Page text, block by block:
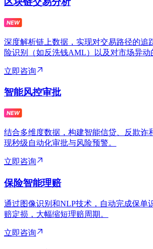
深度解析链上数据，实现对交易路径的追
险识别（如反洗钱AML）以及对市场异动
立即咨询
智能风控审批
结合多维度数据，构建智能信贷、反欺诈
现秒级自动化审批与风险预警。
立即咨询
保险智能理赔
通过图像识别和NLP技术，自动完成保单
赔定损，大幅缩短理赔周期。
立即咨询